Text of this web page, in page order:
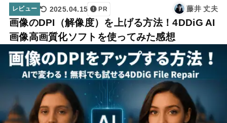
レビュー 2025.04.15 PR 藤井 丈夫
画像のDPI（解像度）を上げる方法！4DDiG AI
画像高画質化ソフトを使ってみた感想